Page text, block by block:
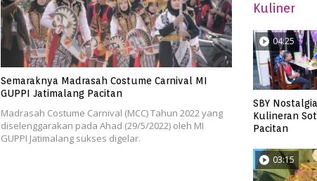
Semaraknya Madrasah Costume Carnival MI
GUPPI Jatimalang Pacitan
Madrasah Costume Carnival (MCC) Tahun 2022 yang
diselenggarakan pada Ahad (29/5/2022) oleh MI
GUPPI Jatimalang sukses digelar.
Kuliner
04:25
SBY Nostalgia
Kulineran
Pacitan
03:15